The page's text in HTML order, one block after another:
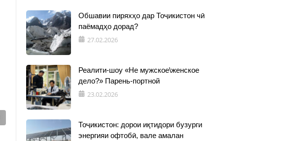
Обшавии пиряхҳо дар Тоҷикистон чӣ
паёмадҳо дорад?
27.02.2026
Реалити-шоу «Не мужское\женское
дело?» Парень-портной
23.02.2026
Тоҷикистон: дорои иқтидори бузурги
энергияи офтобӣ, вале амалан